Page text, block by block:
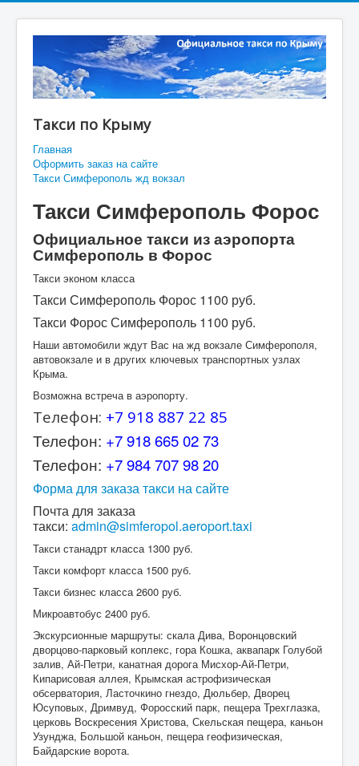
Такси по Крыму
Главная
Оформить заказ на сайте
Такси Симферополь жд вокзал
Такси Симферополь Форос
Официальное такси из аэропорта
Симферополь в Форос
Такси эконом класса
Такси Симферополь Форос 1100 руб.
Такси Форос Симферополь 1100 руб.
Наши автомобили ждут Вас на жд вокзале Симферополя,
автовокзале и в других ключевых транспортных узлах
Крыма.
Возможна встреча в аэропорту.
Телефон: +7 918 887 22 85
Телефон: +7 918 665 02 73
Телефон: +7 984 707 98 20
Форма для заказа такси на сайте
Почта для заказа
такси: admin@simferopol.aeroport.taxi
Такси станадрт класса 1300 руб.
Такси комфорт класса 1500 руб.
Такси бизнес класса 2600 руб.
Микроавтобус 2400 руб.
Экскурсионные маршруты: скала Дива, Воронцовский
дворцово-парковый коплекс, гора Кошка, аквапарк Голубой
залив, Ай-Петри, канатная дорога Мисхор-Ай-Петри,
Кипарисовая аллея, Крымская астрофизическая
обсерватория, Ласточкино гнездо, Дюльбер, Дворец
Юсуповых, Дримвуд, Форосский парк, пещера Трехглазка,
церковь Воскресения Христова, Скельская пещера, каньон
Узунджа, Большой каньон, пещера геофизическая,
Байдарские ворота.